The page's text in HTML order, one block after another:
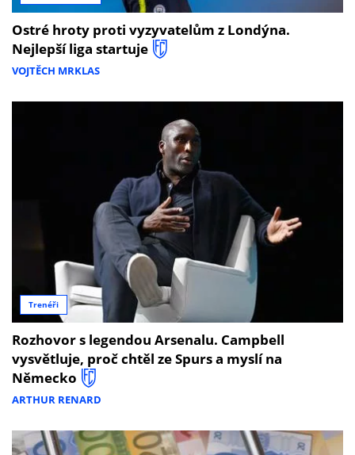
Ostré hroty proti vyzyvatelům z Londýna.
Nejlepší liga startuje
VOJTĚCH MRKLAS
Trenéři
Rozhovor s legendou Arsenalu. Campbell
vysvětluje, proč chtěl ze Spurs a myslí na
Německo
ARTHUR RENARD